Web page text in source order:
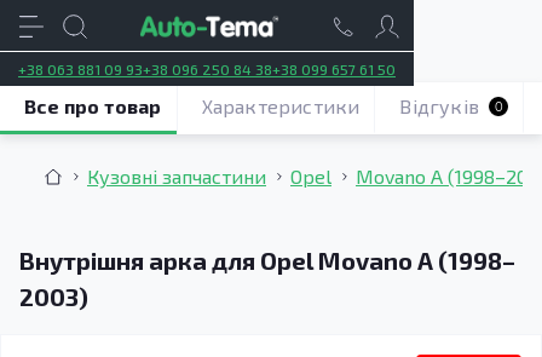
+38 063 881 09 93+38 096 250 84 38+38 099 657 61 50
Кузовні запчастини Opel Movano A
Внутрішня арка для Opel Movano A (1998–
2003)
Все про товар Характеристики Відгуків 0